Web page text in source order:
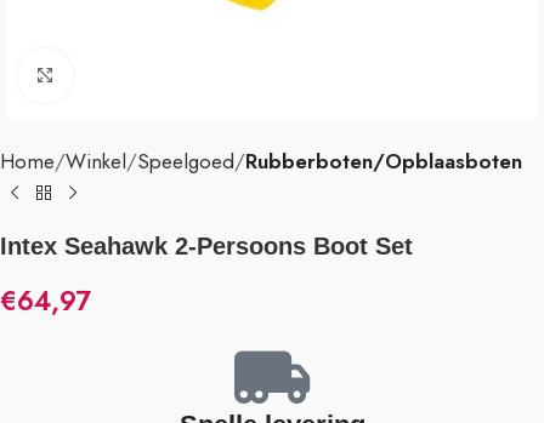
Home Winkel Speelgoed Rubberboten/Opblaasboten
Intex Seahawk 2-Persoons Boot Set
€64,97